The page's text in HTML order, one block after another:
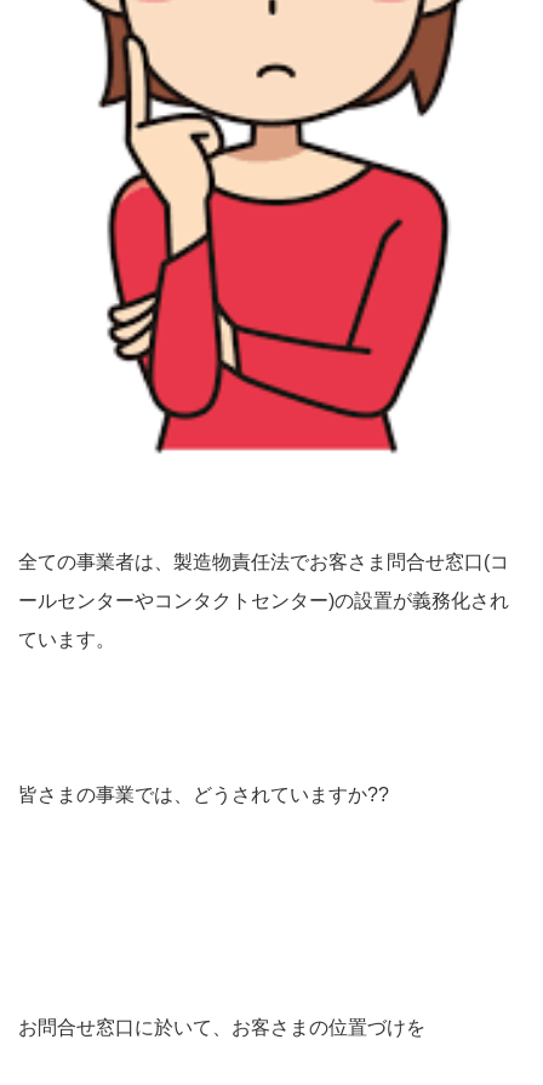
全ての事業者は、製造物責任法でお客さま問合せ窓口(コ
ールセンターやコンタクトセンター)の設置が義務化され
ています。
皆さまの事業では、どうされていますか??
お問合せ窓口に於いて、お客さまの位置づけを